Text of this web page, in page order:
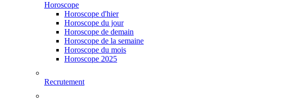
Horoscope
Horoscope d'hier
Horoscope du jour
Horoscope de demain
Horoscope de la semaine
Horoscope du mois
Horoscope 2025
Recrutement